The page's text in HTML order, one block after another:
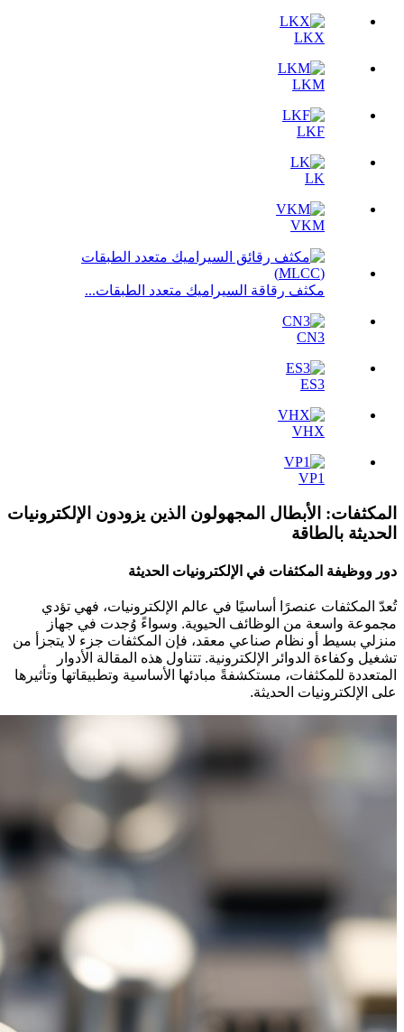
LKX
LKM
LKF
LK
VKM
مكثف رقاقة السيراميك متعدد الطبقات...
CN3
ES3
VHX
VP1
المكثفات: الأبطال المجهولون الذين يزودون الإلكترونيات
الحديثة بالطاقة
دور ووظيفة المكثفات في الإلكترونيات الحديثة
تُعدّ المكثفات عنصرًا أساسيًا في عالم الإلكترونيات، فهي تؤدي
مجموعة واسعة من الوظائف الحيوية. وسواءً وُجدت في جهاز
منزلي بسيط أو نظام صناعي معقد، فإن المكثفات جزء لا يتجزأ من
تشغيل وكفاءة الدوائر الإلكترونية. تتناول هذه المقالة الأدوار
المتعددة للمكثفات، مستكشفةً مبادئها الأساسية وتطبيقاتها وتأثيرها
على الإلكترونيات الحديثة.